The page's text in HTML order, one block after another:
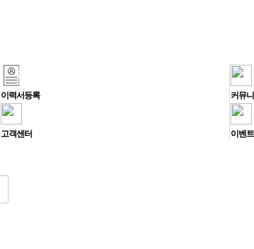
이력서등록 커뮤
고객센터
이벤트